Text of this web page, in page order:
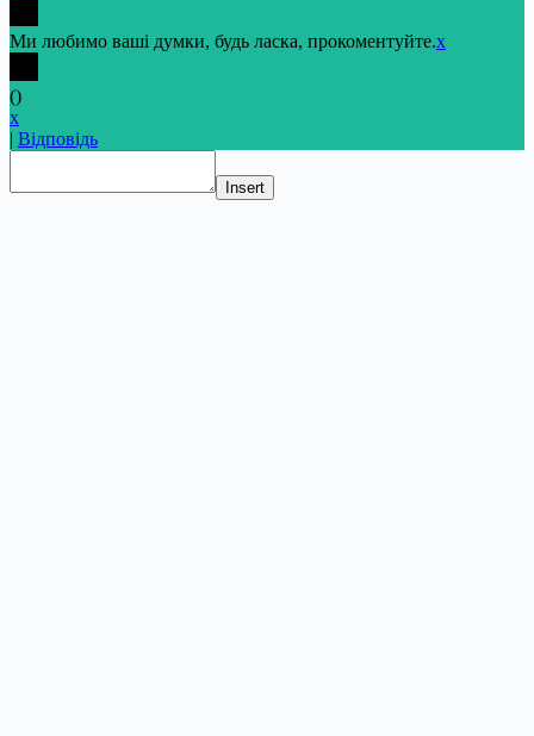
Ми любимо ваші думки, будь ласка, прокоментуйте.x
()
x
| Відповідь
Insert